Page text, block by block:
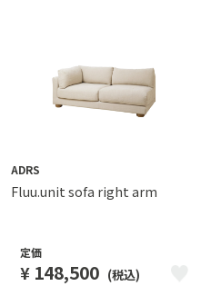
ADRS
Fluu.unit sofa right arm
定価
¥ 148,500 (税込)